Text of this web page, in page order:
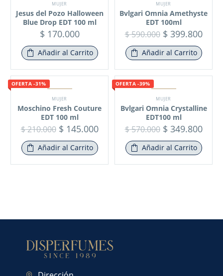
MUJER
Jesus del Pozo Halloween
Blue Drop EDT 100 ml
$ 170.000
Añadir al Carrito
MUJER
Bvlgari Omnia Amethyste
EDT 100ml
$590.000 $ 399.800
Añadir al Carrito
OFERTA -31%
MUJER
Moschino Fresh Couture
EDT 100 ml
$210.000 $ 145.000
Añadir al Carrito
OFERTA -39%
MUJER
Bvlgari Omnia Crystalline
EDT100 ml
$570.000 $ 349.800
Añadir al Carrito